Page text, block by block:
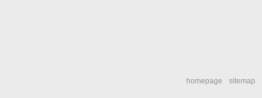
homepage sitemap